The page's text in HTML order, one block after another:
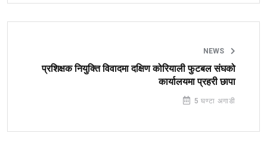
NEWS
प्रशिक्षक नियुक्ति विवादमा दक्षिण कोरियाली फुटबल संघको
कार्यालयमा प्रहरी छापा
5 घण्टा अगाडी